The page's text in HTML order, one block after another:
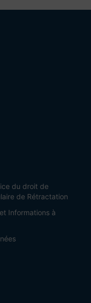
du droit de
de Rétractation
Informations à